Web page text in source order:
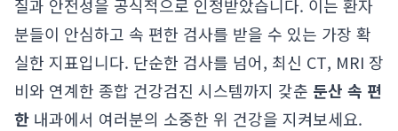
질과 안전성을 공식적으로 인정받았습니다. 이는 환자
분들이 안심하고 속 편한 검사를 받을 수 있는 가장 확
실한 지표입니다. 단순한 검사를 넘어, 최신 CT, MRI 장
비와 연계한 종합 건강검진 시스템까지 갖춘 둔산 속 편
한 내과에서 여러분의 소중한 위 건강을 지켜보세요.